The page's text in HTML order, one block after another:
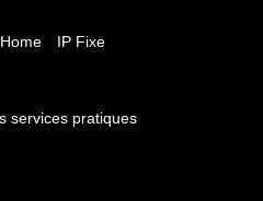
IP Fixe
services pratiques